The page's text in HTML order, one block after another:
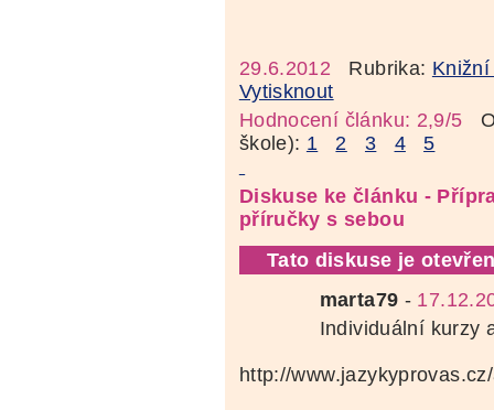
29.6.2012 Rubrika:
Vytisknout
Hodnocení článku: 2,9/5
škole): 1 2 3 4 5
Diskuse ke článku -
příručky s sebou
Tato diskuse je
marta79 -
Individuální kurzy
http://